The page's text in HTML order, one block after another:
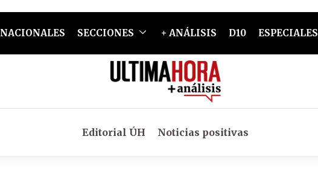
NACIONALES SECCIONES + ANÁLISIS D10 ESPECIALES
Editorial ÚH Noticias positivas